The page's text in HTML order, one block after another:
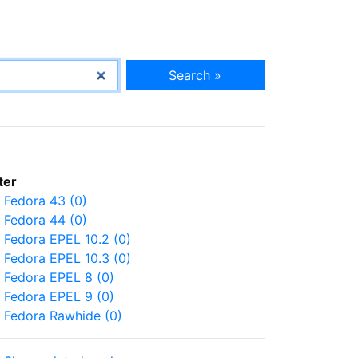
Search »
Fedora 43 (0)
Fedora 44 (0)
Fedora EPEL 10.2 (0)
Fedora EPEL 10.3 (0)
Fedora EPEL 8 (0)
Fedora EPEL 9 (0)
Fedora Rawhide (0)